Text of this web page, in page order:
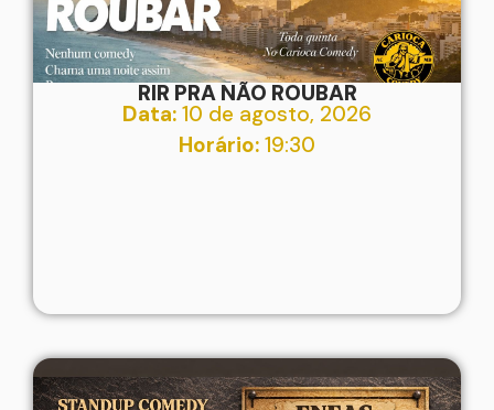
RIR PRA NÃO ROUBAR
Data: 10 de agosto, 2026
Horário: 19:30